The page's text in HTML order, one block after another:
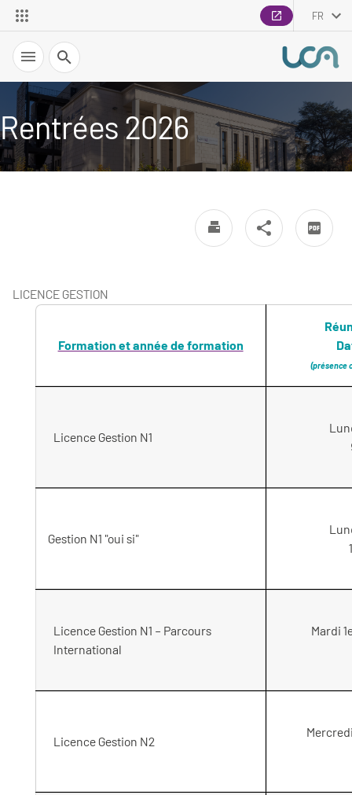
FR
Recherche
Rentrées 2026
LICENCE GESTION
Formation et année de formation
(présence
Licence Gestion N1
Gestion N1 "oui si"
Licence Gestion N1 – Parcours
International
Mardi
Licence Gestion N2